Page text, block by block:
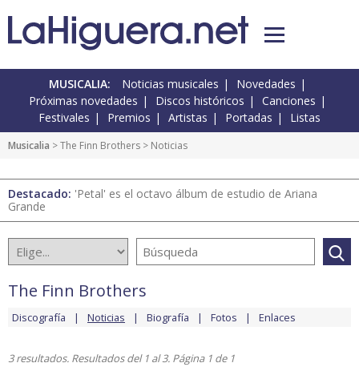
MUSICALIA: Noticias musicales
Novedades
Próximas novedades
Discos históricos
Canciones
Festivales
Premios Artistas Portadas Listas
Musicalia >The Finn Brothers > Noticias
Destacado: 'Petal' es el octavo álbum de estudio de Ariana
Grande
The Finn Brothers
Discografía Noticias Biografía Fotos Enlaces
3 resultados. Resultados del 1 al 3. Página 1 de 1